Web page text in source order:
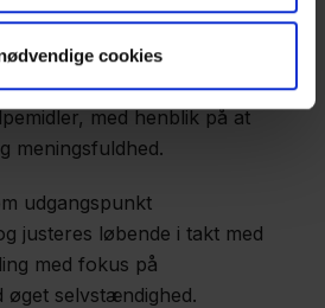
cookies
anvendes relevante
herunder
piktogrammer og
med henblik på at
meningsfuldhed.
udgangspunkt
justeres løbende i takt med
med fokus på
øget selvstændighed.